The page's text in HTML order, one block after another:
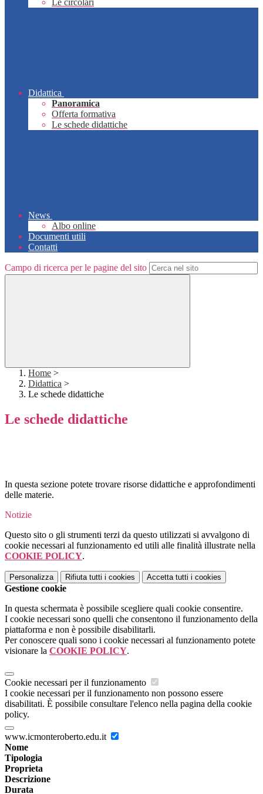
Le circolari
Didattica
Panoramica
Offerta formativa
Le schede didattiche
News
Albo online
Documenti utili
Contatti
Campo di ricerca per le pagine del sito
Home >
Didattica >
Le schede didattiche
Le schede didattiche
In questa sezione potete trovare risorse didattiche e approfondimenti
delle materie.
Notizie
Questo sito o gli strumenti terzi da questo utilizzati si avvalgono di
cookie necessari al funzionamento ed utili alle finalità illustrate nella
COOKIE POLICY.
Personalizza Rifiuta tutti i cookies Accetta tutti i cookies
Gestione cookie
In questa schermata è possibile scegliere quali cookie consentire.
I cookie necessari sono quelli che consentono il funzionamento della
piattaforma e non è possibile disabilitarli.
Per conoscere quali sono i cookie necessari al funzionamento potete
visionare la COOKIE POLICY.
Cookie necessari per il funzionamento
I cookie necessari per il funzionamento non possono essere
disabilitati. È possibile consultare l'elenco nella pagina della cookie
policy.
www.icmonteroberto.edu.it
Nome
Tipologia
Proprieta
Descrizione
Durata